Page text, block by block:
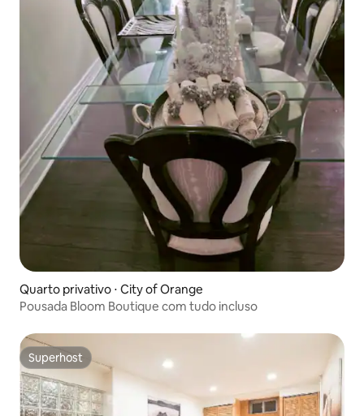
Quarto privativo ⋅ City of Orange
Pousada Bloom Boutique com tudo incluso
Superhost
Superhost